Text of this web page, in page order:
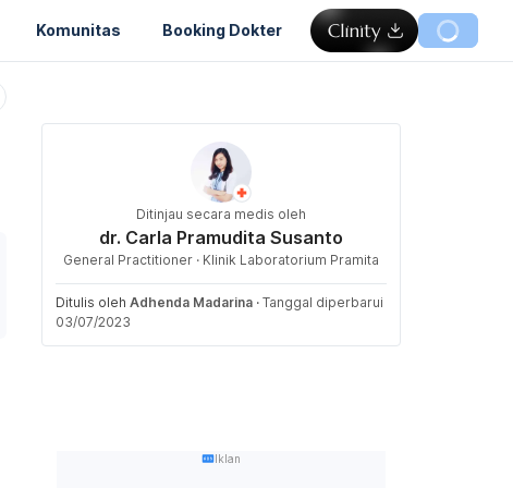
Komunitas Booking Dokter
Ditinjau secara medis oleh
dr. Carla Pramudita Susanto
General Practitioner · Klinik Laboratorium Pramita
Ditulis oleh Adhenda Madarina · Tanggal diperbarui
03/07/2023
Iklan